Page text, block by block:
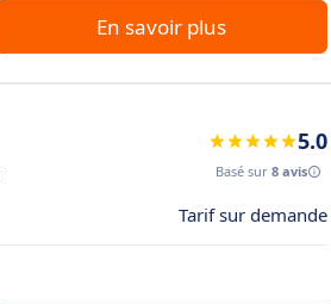
En savoir plus
5.0
Basé sur 8 avis
Tarif sur demande